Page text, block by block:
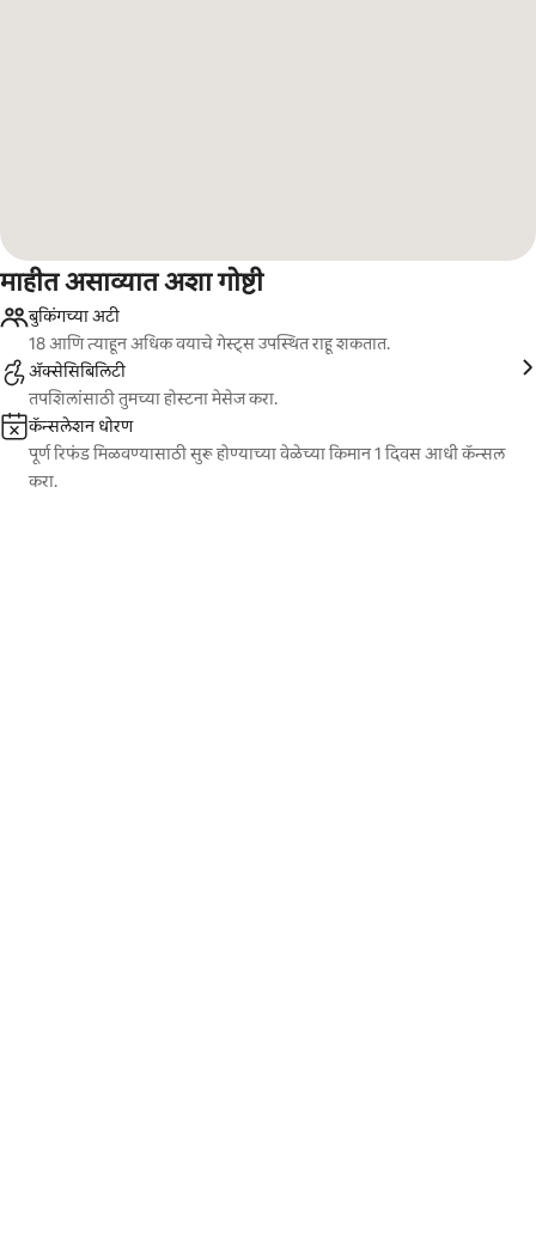
माहीत असाव्यात अशा गोष्टी
बुकिंगच्या अटी
18 आणि त्याहून अधिक वयाचे गेस्ट्स उपस्थित राहू शकतात.
ॲक्सेसिबिलिटी
तपशिलांसाठी तुमच्या होस्टना मेसेज करा.
कॅन्सलेशन धोरण
पूर्ण रिफंड मिळवण्यासाठी सुरू होण्याच्या वेळेच्या किमान 1 दिवस आधी कॅन्सल
करा.